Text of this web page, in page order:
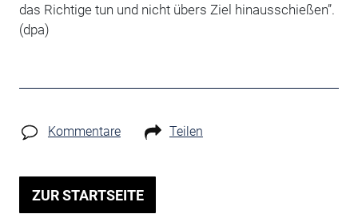
das Richtige tun und nicht übers Ziel hinausschießen”.
(dpa)
Kommentare Teilen
ZUR STARTSEITE